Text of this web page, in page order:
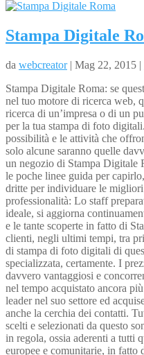
Stampa Digitale
da webcreator| Mag 22, 2015 |
Stampa Digitale Roma: se
nel tuo motore di ricerca web,
ricerca di un’impresa o di un
per la tua stampa di foto
possibilità e le attività che
solo alcune saranno quelle
un negozio di Stampa Digitale
le poche linee guida per
dritte per individuare le
professionalità: Lo staff
ideale, si aggiorna
e le tante scoperte in fatto di
clienti, negli ultimi tempi, tra
di stampa di foto digitali di
specializzata, certamente. I
davvero vantaggiosi e
nel tempo acquistato ancora
leader nel suo settore ed
anche la cerchia dei contatti.
scelti e selezionati da questo
in regola, ossia aderenti a tutti
europee e comunitarie, in fatto